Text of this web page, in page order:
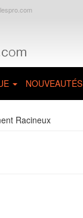
NOUVEAUTÉS
Racineux